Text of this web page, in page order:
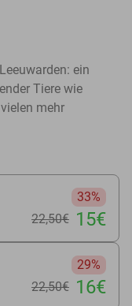
ein
Tiere wie
mehr
33%
22,50€ 15€
29%
22,50€ 16€